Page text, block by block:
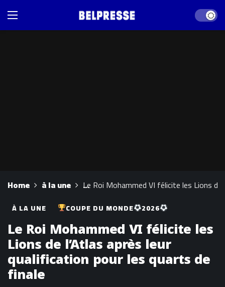
Dark
Home à la une Le Roi Mohammed VI félicite les Lions
À LA UNE COUPE DU MONDE 2026
Le Roi Mohammed VI félicite les
Lions de l’Atlas après leur
qualification pour les quarts de
finale